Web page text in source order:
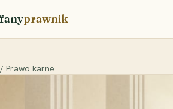
prawnik
/ Prawo karne